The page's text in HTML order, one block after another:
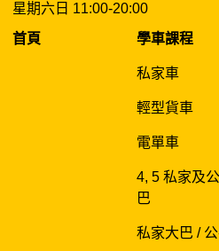
星期六日 11:00-20:00
首頁
學車課程
私家車
輕型貨車
電單車
4, 5 私家及
巴
私家大巴 /